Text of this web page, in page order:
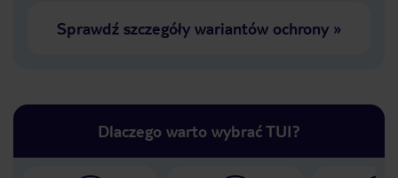
Sprawdź szczegóły wariantów ochrony»
Dlaczego warto wybrać TUI?